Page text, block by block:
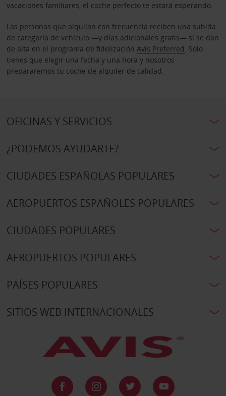
vacaciones familiares, el coche perfecto te estará esperando.
Las personas que alquilan con frecuencia reciben una subida
de categoría de vehículo —y días adicionales gratis— si se dan
de alta en el programa de fidelización Avis Preferred. Solo
tienes que elegir una fecha y una hora y nosotros
prepararemos tu coche de alquiler de calidad.
OFICINAS Y SERVICIOS
¿PODEMOS AYUDARTE?
CIUDADES ESPAÑOLAS POPULARES
AEROPUERTOS ESPAÑOLES POPULARES
CIUDADES POPULARES
AEROPUERTOS POPULARES
PAÍSES POPULARES
SITIOS WEB INTERNACIONALES